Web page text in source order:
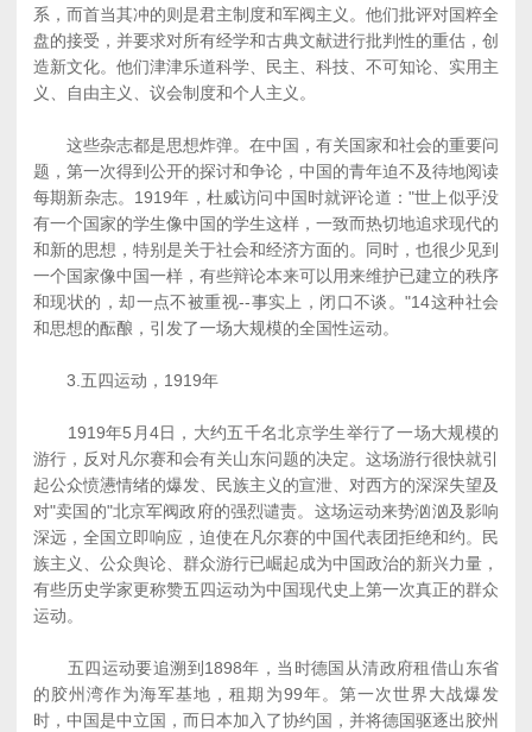
系，而首当其冲的则是君主制度和军阀主义。他们批评对国粹全
盘的接受，并要求对所有经学和古典文献进行批判性的重估，创
造新文化。他们津津乐道科学、民主、科技、不可知论、实用主
义、自由主义、议会制度和个人主义。
这些杂志都是思想炸弹。在中国，有关国家和社会的重要问
题，第一次得到公开的探讨和争论，中国的青年迫不及待地阅读
每期新杂志。1919年，杜威访问中国时就评论道："世上似乎没
有一个国家的学生像中国的学生这样，一致而热切地追求现代的
和新的思想，特别是关于社会和经济方面的。同时，也很少见到
一个国家像中国一样，有些辩论本来可以用来维护已建立的秩序
和现状的，却一点不被重视--事实上，闭口不谈。"14这种社会
和思想的酝酿，引发了一场大规模的全国性运动。
3.五四运动，1919年
1919年5月4日，大约五千名北京学生举行了一场大规模的
游行，反对凡尔赛和会有关山东问题的决定。这场游行很快就引
起公众愤懑情绪的爆发、民族主义的宣泄、对西方的深深失望及
对"卖国的"北京军阀政府的强烈谴责。这场运动来势汹汹及影响
深远，全国立即响应，迫使在凡尔赛的中国代表团拒绝和约。民
族主义、公众舆论、群众游行已崛起成为中国政治的新兴力量，
有些历史学家更称赞五四运动为中国现代史上第一次真正的群众
运动。
五四运动要追溯到1898年，当时德国从清政府租借山东省
的胶州湾作为海军基地，租期为99年。第一次世界大战爆发
时，中国是中立国，而日本加入了协约国，并将德国驱逐出胶州